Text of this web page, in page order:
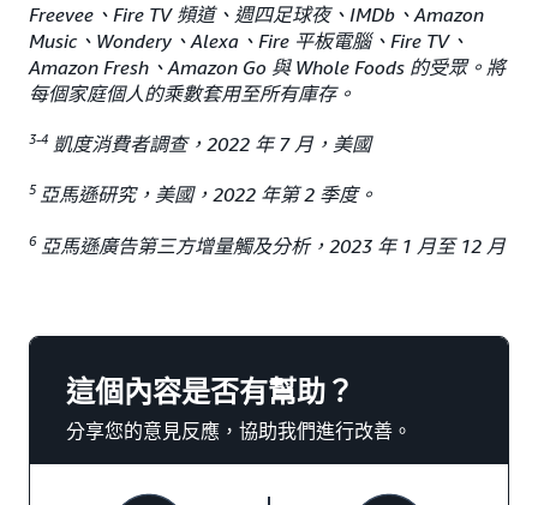
Freevee、Fire TV 頻道、週四足球夜、IMDb、Amazon
Music、Wondery、Alexa、Fire 平板電腦、Fire TV、
Amazon Fresh、Amazon Go 與 Whole Foods 的受眾。將
每個家庭個人的乘數套用至所有庫存。
3-4 凱度消費者調查，2022 年 7 月，美國
5 亞馬遜研究，美國，2022 年第 2 季度。
6亞馬遜廣告第三方增量觸及分析，2023 年 1 月至 12 月
這個內容是否有幫助？
分享您的意見反應，協助我們進行改善。